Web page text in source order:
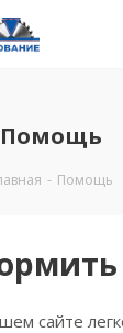
Помощь
- Помощь
сайте